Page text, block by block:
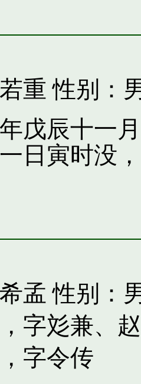
重 性别：
戊辰十一
日寅时没
孟 性别：
字彣兼、
字令传